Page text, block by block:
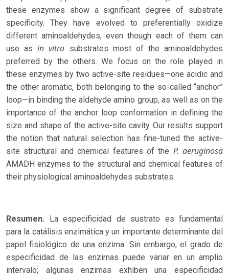
these enzymes show a significant degree of substrate
specificity. They have evolved to preferentially oxidize
different aminoaldehydes, even though each of them can
use asin vitro substrates most of the aminoaldehydes
preferred by the others. We focus on the role played in
these enzymes by two active-site residues—one acidic and
the other aromatic, both belonging to the so-called “anchor”
loop—in binding the aldehyde amino group, as well as on the
importance of the anchor loop conformation in defining the
size and shape of the active-site cavity. Our results support
the notion that natural selection has fine-tuned the active-
site structural and chemical features of the P. aeruginosa
AMADH enzymes to the structural and chemical features of
their physiological aminoaldehydes substrates.
Resumen. La especificidad de sustrato es fundamental
para la catálisis enzimática y un importante determinante del
papel fisiológico de una enzima. Sin embargo, el grado de
especificidad de las enzimas puede variar en un amplio
intervalo; algunas enzimas exhiben una especificidad